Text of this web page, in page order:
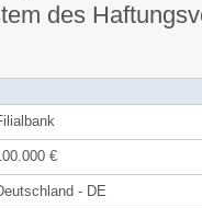
des
€
- DE